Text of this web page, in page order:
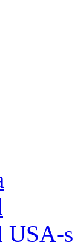
USA-s